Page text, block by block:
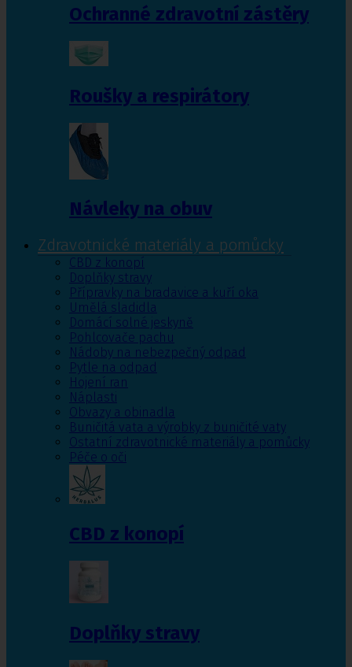
Ochranné zdravotní zástěry
Roušky a respirátory
Návleky na obuv
Zdravotnické materiály a pomůcky
CBD z konopí
Doplňky stravy
Přípravky na bradavice a kuří oka
Umělá sladidla
Domácí solné jeskyně
Pohlcovače pachu
Nádoby na nebezpečný odpad
Pytle na odpad
Hojení ran
Náplasti
Obvazy a obinadla
Buničitá vata a výrobky z buničité vaty
Ostatní zdravotnické materiály a pomůcky
Péče o oči
CBD z konopí
Doplňky stravy